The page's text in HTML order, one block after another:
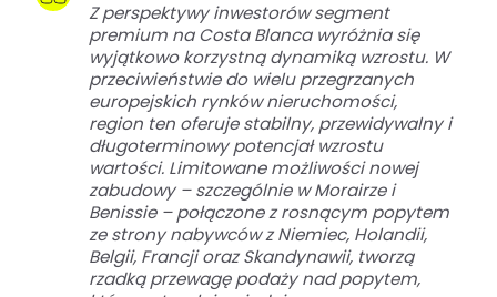
Z perspektywy inwestorów segment
premium na Costa Blanca wyróżnia się
wyjątkowo korzystną dynamiką wzrostu. W
przeciwieństwie do wielu przegrzanych
europejskich rynków nieruchomości,
region ten oferuje stabilny, przewidywalny i
długoterminowy potencjał wzrostu
wartości. Limitowane możliwości nowej
zabudowy – szczególnie w Morairze i
Benissie – połączone z rosnącym popytem
ze strony nabywców z Niemiec, Holandii,
Belgii, Francji oraz Skandynawii, tworzą
rzadką przewagę podaży nad popytem,